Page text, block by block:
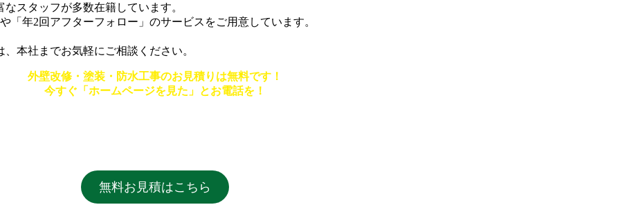
スタッフが多数在籍しています。
年2回アフターフォロー」のサービスをご用意しています。
本社までお気軽にご相談ください。
外壁改修・塗装・防水工事のお見積りは無料です！
今すぐ「ホームページを見た」とお電話を！
無料お見積はこちら